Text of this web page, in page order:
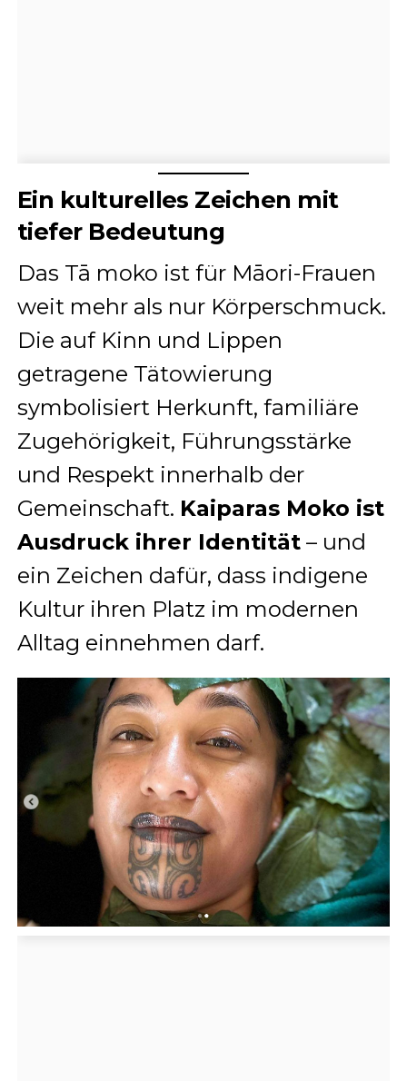
Ein kulturelles Zeichen mit
tiefer Bedeutung
Das Tā moko ist für Māori-Frauen
weit mehr als nur Körperschmuck.
Die auf Kinn und Lippen
getragene Tätowierung
symbolisiert Herkunft, familiäre
Zugehörigkeit, Führungsstärke
und Respekt innerhalb der
Gemeinschaft. Kaiparas Moko ist
Ausdruck ihrer Identität– und
ein Zeichen dafür, dass indigene
Kultur ihren Platz im modernen
Alltag einnehmen darf.